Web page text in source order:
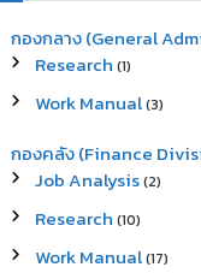
กองกลาง (General
Research (1)
Work Manual(3)
กองคลัง (Finance
Job Analysis(2)
Research (10)
Work Manual(17)